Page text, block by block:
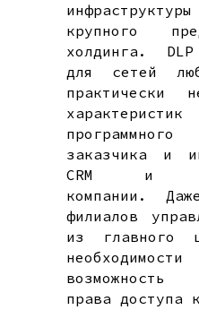
крупного
холдинга. DLP
для сетей
практически
заказчика и
CRM и
компании.
филиалов
из главного
возможность
права доступа